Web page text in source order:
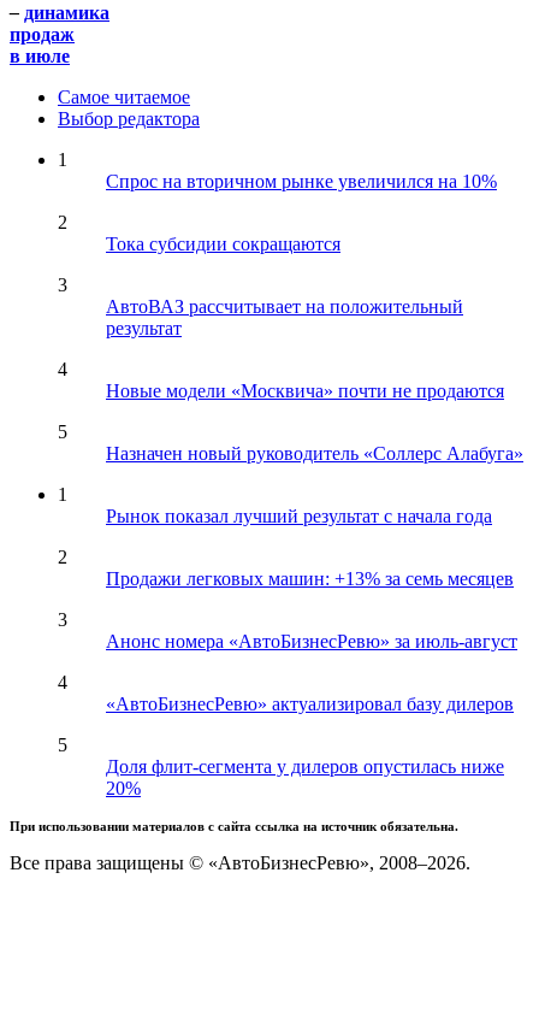
– динамика
продаж
в июле
Самое читаемое
Выбор редактора
1
Спрос на вторичном рынке увеличился на 10%
2
Тока субсидии сокращаются
3
АвтоВАЗ рассчитывает на положительный
результат
4
Новые модели «Москвича» почти не продаются
5
Назначен новый руководитель «Соллерс Алабуга»
1
Рынок показал лучший результат с начала года
2
Продажи легковых машин: +13% за семь месяцев
3
Анонс номера «АвтоБизнесРевю» за июль-август
4
«АвтоБизнесРевю» актуализировал базу дилеров
5
Доля флит-сегмента у дилеров опустилась ниже
20%
При использовании материалов с сайта ссылка на источник обязательна.
Все права защищены © «АвтоБизнесРевю», 2008–2026.